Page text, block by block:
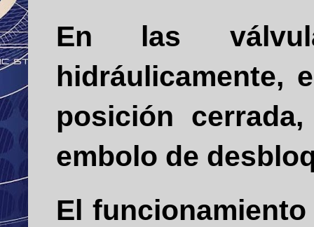
En las
hidráulicamente,
posición
embolo de
El